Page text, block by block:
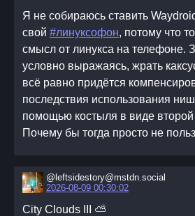
Я не собираюсь ставить
свой #линуксофон, потому что
смысл от линукса на телефоне.
условно выражаясь, жрать
всё равно придётся
последствия использования
помощью костыля в виде
Почему бы тогда просто не
@leftsidestory@mstdn.social
2026-08-09 00:30:02
City Clouds III ⛅️